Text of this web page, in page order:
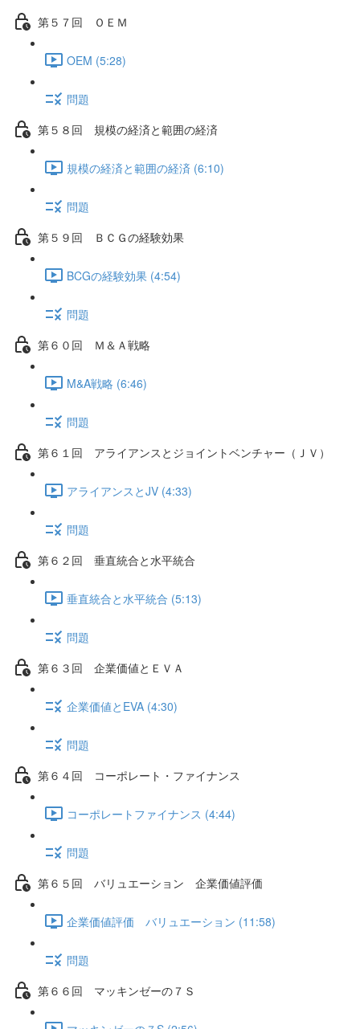
第５７回 ＯＥＭ
OEM (5:28)
問題
第５８回 規模の経済と範囲の経済
規模の経済と範囲の経済 (6:10)
問題
第５９回 ＢＣＧの経験効果
BCGの経験効果 (4:54)
問題
第６０回 Ｍ＆Ａ戦略
M&A戦略 (6:46)
問題
第６１回 アライアンスとジョイントベンチャー（ＪＶ）
アライアンスとJV (4:33)
問題
第６２回 垂直統合と水平統合
垂直統合と水平統合 (5:13)
問題
第６３回 企業価値とＥＶＡ
企業価値とEVA (4:30)
問題
第６４回 コーポレート・ファイナンス
コーポレートファイナンス (4:44)
問題
第６５回 バリュエーション 企業価値評価
企業価値評価 バリュエーション (11:58)
問題
第６６回 マッキンゼーの７Ｓ